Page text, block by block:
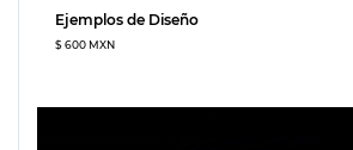
Ejemplos de Diseño
$ 600 MXN